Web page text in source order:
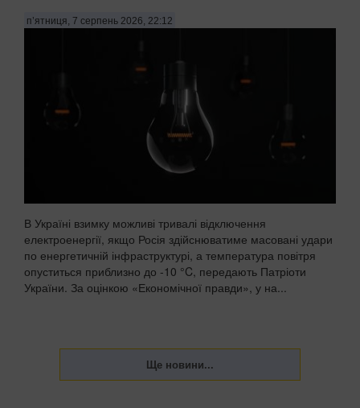
п’ятниця, 7 серпень 2026, 22:12
В Україні взимку можливі тривалі відключення
електроенергії, якщо Росія здійснюватиме масовані удари
по енергетичній інфраструктурі, а температура повітря
опуститься приблизно до -10 °C, передають Патріоти
України. За оцінкою «Економічної правди», у на...